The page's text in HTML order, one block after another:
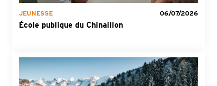
JEUNESSE 06/07/2026
École publique du Chinaillon